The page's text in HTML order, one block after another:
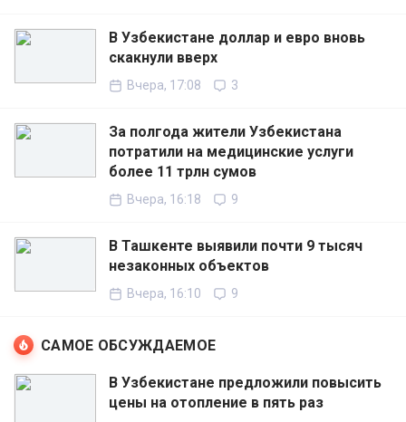
В Узбекистане доллар и евро вновь
скакнули вверх
Вчера, 17:08 3
За полгода жители Узбекистана
потратили на медицинские услуги
более 11 трлн сумов
Вчера, 16:18 9
В Ташкенте выявили почти 9 тысяч
незаконных объектов
Вчера, 16:10 9
САМОЕ ОБСУЖДАЕМОЕ
В Узбекистане предложили повысить
цены на отопление в пять раз